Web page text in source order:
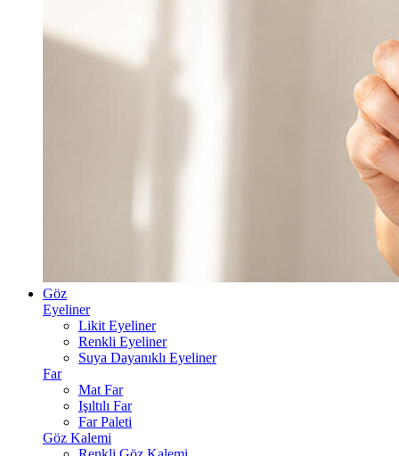
Göz
Eyeliner
Likit Eyeliner
Renkli Eyeliner
Suya Dayanıklı Eyeliner
Far
Mat Far
Işıltılı Far
Far Paleti
Göz Kalemi